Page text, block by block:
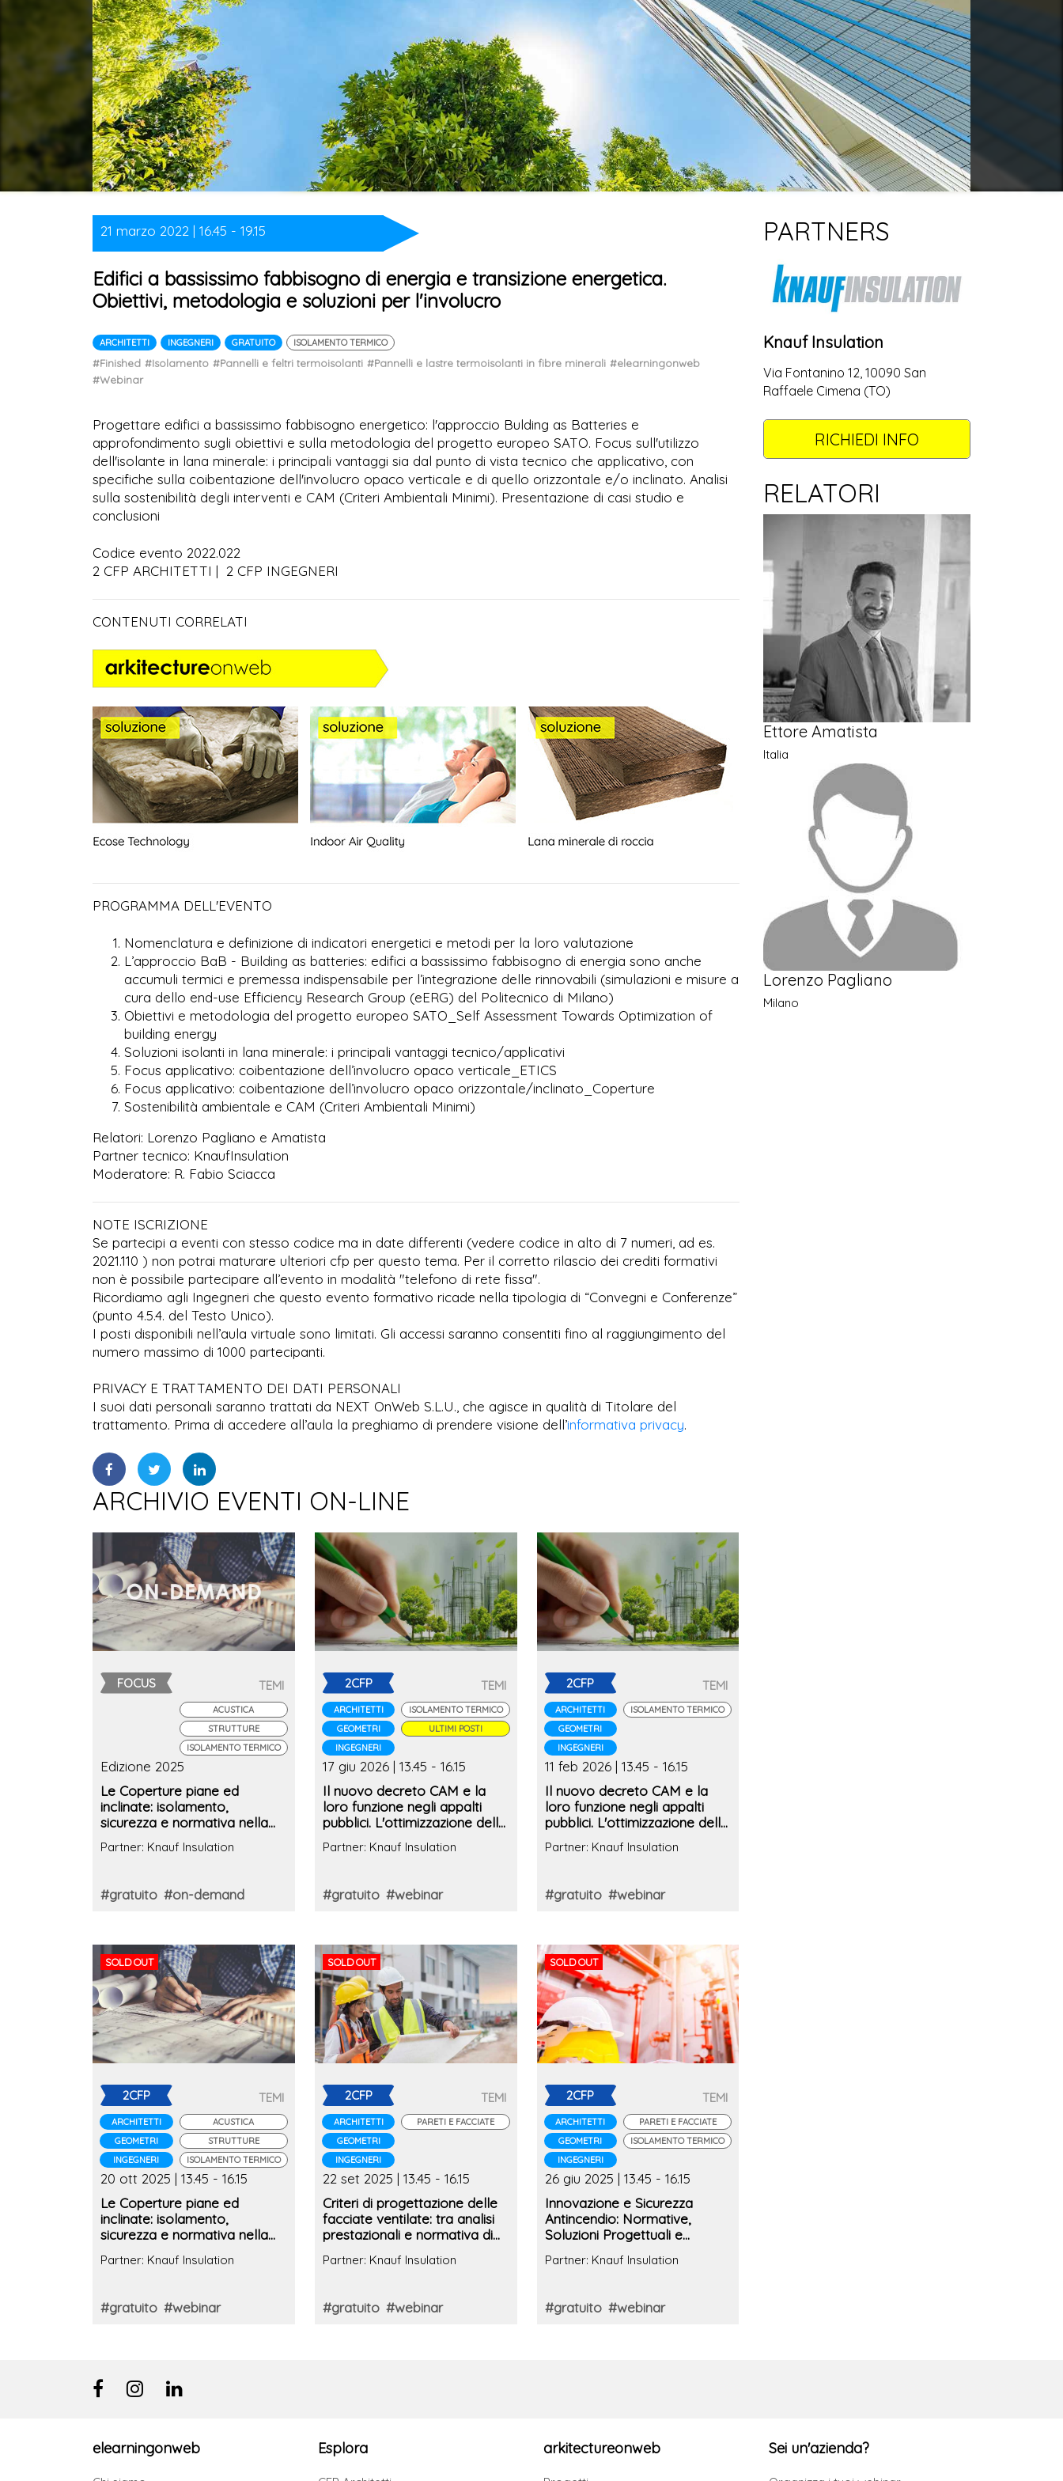
21 marzo 2022 | 16.45 - 19.15
Edifici a bassissimo fabbisogno di energia e transizione energetica.
Obiettivi, metodologia e soluzioni per l'involucro
ARCHITETTI INGEGNERI GRATUITO ISOLAMENTO TERMICO
#Finished #Isolamento #Pannelli e feltri termoisolanti #Pannelli e lastre termoisolanti in fibre minerali #elearningonweb
#Webinar
Progettare edifici a bassissimo fabbisogno energetico: l'approccio Bulding as Batteries e
approfondimento sugli obiettivi e sulla metodologia del progetto europeo SATO. Focus sull'utilizzo
dell'isolante in lana minerale: i principali vantaggi sia dal punto di vista tecnico che applicativo, con
specifiche sulla coibentazione dell'involucro opaco verticale e di quello orizzontale e/o inclinato. Analisi
sulla sostenibilità degli interventi e CAM (Criteri Ambientali Minimi). Presentazione di casi studio e
conclusioni
Codice evento 2022.022
2 CFP ARCHITETTI | 2 CFP INGEGNERI
CONTENUTI CORRELATI
PROGRAMMA DELL'EVENTO
Nomenclatura e definizione di indicatori energetici e metodi per la loro valutazione
L’approccio BaB - Building as batteries: edifici a bassissimo fabbisogno di energia sono anche
accumuli termici e premessa indispensabile per l’integrazione delle rinnovabili (simulazioni e misure a
cura dello end-use Efficiency Research Group (eERG) del Politecnico di Milano)
Obiettivi e metodologia del progetto europeo SATO_Self Assessment Towards Optimization of
building energy
Soluzioni isolanti in lana minerale: i principali vantaggi tecnico/applicativi
Focus applicativo: coibentazione dell’involucro opaco verticale_ETICS
Focus applicativo: coibentazione dell’involucro opaco orizzontale/inclinato_Coperture
Sostenibilità ambientale e CAM (Criteri Ambientali Minimi)
Relatori: Lorenzo Pagliano e Amatista
Partner tecnico: KnaufInsulation
Moderatore: R. Fabio Sciacca
NOTE ISCRIZIONE
Se partecipi a eventi con stesso codice ma in date differenti (vedere codice in alto di 7 numeri, ad es.
2021.110 ) non potrai maturare ulteriori cfp per questo tema. Per il corretto rilascio dei crediti formativi
non è possibile partecipare all’evento in modalità "telefono di rete fissa".
Ricordiamo agli Ingegneri che questo evento formativo ricade nella tipologia di “Convegni e Conferenze”
(punto 4.5.4. del Testo Unico).
I posti disponibili nell’aula virtuale sono limitati. Gli accessi saranno consentiti fino al raggiungimento del
numero massimo di 1000 partecipanti.
PRIVACY E TRATTAMENTO DEI DATI PERSONALI
I suoi dati personali saranno trattati da NEXT OnWeb S.L.U., che agisce in qualità di Titolare del
trattamento. Prima di accedere all’aula la preghiamo di prendere visione dell’informativa privacy.
ARCHIVIO EVENTI ON-LINE
FOCUS TEMI
ACUSTICA
STRUTTURE
ISOLAMENTO TERMICO
Edizione 2025
Le Coperture piane ed
inclinate: isolamento,
sicurezza e normativa nella
Partner: Knauf Insulation
#gratuito #on-demand
2CFP
ARCHITETTI
GEOMETRI
INGEGNERI
TEMI
ISOLAMENTO TERMICO
ULTIMI POSTI
17 giu 2026 | 13.45 - 16.15
Il nuovo decreto CAM e la
loro funzione negli appalti
pubblici. L'ottimizzazione della
Partner: Knauf Insulation
#gratuito #webinar
2CFP
ARCHITETTI
GEOMETRI
INGEGNERI
TEMI
ISOLAMENTO TERMICO
11 feb 2026 | 13.45 - 16.15
Il nuovo decreto CAM e la
loro funzione negli appalti
pubblici. L'ottimizzazione della
Partner: Knauf Insulation
#gratuito #webinar
SOLD OUT
2CFP
ARCHITETTI
GEOMETRI
INGEGNERI
TEMI
ACUSTICA
STRUTTURE
ISOLAMENTO TERMICO
20 ott 2025 | 13.45 - 16.15
Le Coperture piane ed
inclinate: isolamento,
sicurezza e normativa nella
Partner: Knauf Insulation
#gratuito #webinar
SOLD OUT
2CFP
ARCHITETTI
GEOMETRI
INGEGNERI
TEMI
PARETI E FACCIATE
22 set 2025 | 13.45 - 16.15
Criteri di progettazione delle
facciate ventilate: tra analisi
prestazionali e normativa di
Partner: Knauf Insulation
#gratuito #webinar
SOLD OUT
2CFP
ARCHITETTI
GEOMETRI
INGEGNERI
TEMI
PARETI E FACCIATE
ISOLAMENTO TERMICO
26 giu 2025 | 13.45 - 16.15
Innovazione e Sicurezza
Antincendio: Normative,
Soluzioni Progettuali e
Futuro Sostenibile
Partner: Knauf Insulation
#gratuito #webinar
PARTNERS
Knauf Insulation
Via Fontanino 12, 10090 San
Raffaele Cimena (TO)
RICHIEDI INFO
RELATORI
Ettore Amatista
Italia
Lorenzo Pagliano
Milano
elearningonweb Esplora arkitectureonweb Sei un'azienda?